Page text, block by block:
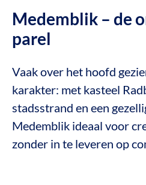
Medemblik – de
parel
Vaak over het hoofd
karakter: met kasteel
stadsstrand en een
Medemblik ideaal voor
zonder in te leveren op